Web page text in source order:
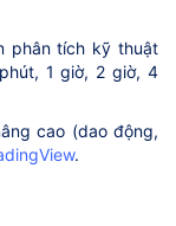
phân tích kỹ thuật
1 giờ, 2 giờ, 4
cao (dao động,
.